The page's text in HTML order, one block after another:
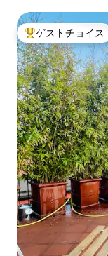
大好評のゲストチ
ゲストチョイス